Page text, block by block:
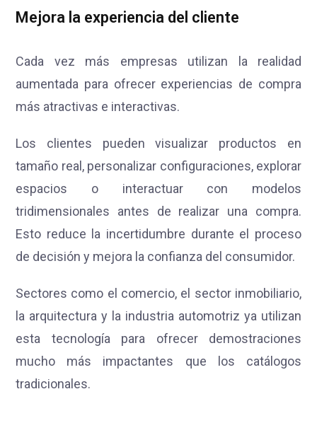
Mejora la experiencia del cliente
Cada vez más empresas utilizan la realidad
aumentada para ofrecer experiencias de compra
más atractivas e interactivas.
Los clientes pueden visualizar productos en
tamaño real, personalizar configuraciones, explorar
espacios o interactuar con modelos
tridimensionales antes de realizar una compra.
Esto reduce la incertidumbre durante el proceso
de decisión y mejora la confianza del consumidor.
Sectores como el comercio, el sector inmobiliario,
la arquitectura y la industria automotriz ya utilizan
esta tecnología para ofrecer demostraciones
mucho más impactantes que los catálogos
tradicionales.